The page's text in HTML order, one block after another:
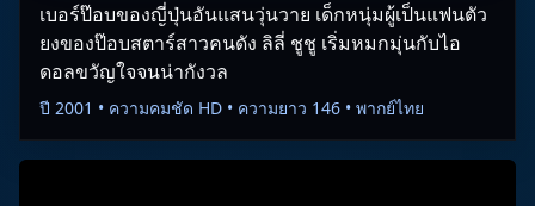
เบอร์ป๊อบของญี่ปุ่นอันแสนวุ่นวาย เด็กหนุ่มผู้เป็นแฟนตัว
ยงของป๊อบสตาร์สาวคนดัง ลิลี่ ชูชู เริ่มหมกมุ่นกับไอ
ดอลขวัญใจจนน่ากังวล
ปี 2001 • ความคมชัด HD • ความยาว 146 • พากย์ไทย